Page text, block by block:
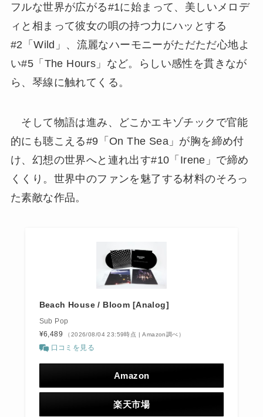
フルな世界が広がる#1に始まって、美しいメロデ
ィと相まって彼女の唄の持つ力にハッとする
#2「Wild」、流麗なハーモニーがただただ心地よ
い#5「The Hours」など。らしい感性を貫きなが
ら、琴線に触れてくる。
そして物語は進み、どこかエキゾチックで官能
的にも聴こえる#9「On The Sea」が胸を締め付
け、幻想の世界へと連れ出す#10「Irene」で締め
くくり。世界中のファンを魅了する材料のそろっ
た素敵な作品。
Beach House / Bloom [Analog]
Sub Pop
¥6,489
（2026/08/04 23:59時点 | Amazon調べ）
口コミを見る
Amazon
楽天市場